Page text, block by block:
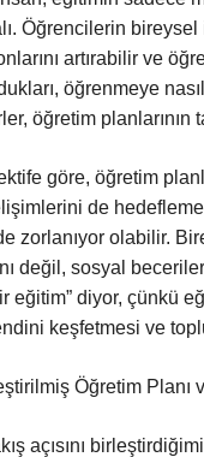
Öğrencilerin
artırabilir ve
öğrenmeye
öğretim planlarının
göre, öğretim
de
zorlanıyor olabilir.
değil, sosyal
eğitim” diyor, çünkü
keşfetmesi ve
Öğretim Planı
açısını